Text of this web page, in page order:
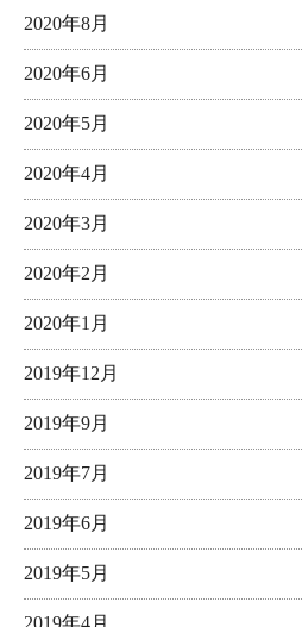
2020年8月
2020年6月
2020年5月
2020年4月
2020年3月
2020年2月
2020年1月
2019年12月
2019年9月
2019年7月
2019年6月
2019年5月